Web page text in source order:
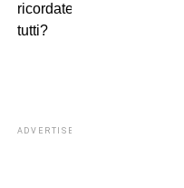
ricordate
tutti?
ADVERTISEMENT